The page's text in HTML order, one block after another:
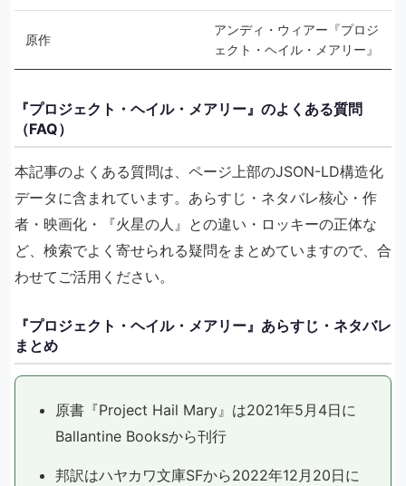
原作
アンディ・ウィアー『プロジ
ェクト・ヘイル・メアリー』
『プロジェクト・ヘイル・メアリー』のよくある質問
（FAQ）
本記事のよくある質問は、ページ上部のJSON-LD構造化
データに含まれています。あらすじ・ネタバレ核心・作
者・映画化・『火星の人』との違い・ロッキーの正体な
ど、検索でよく寄せられる疑問をまとめていますので、合
わせてご活用ください。
『プロジェクト・ヘイル・メアリー』あらすじ・ネタバレ
まとめ
原書『Project Hail Mary』は2021年5月4日に
Ballantine Booksから刊行
邦訳はハヤカワ文庫SFから2022年12月20日に